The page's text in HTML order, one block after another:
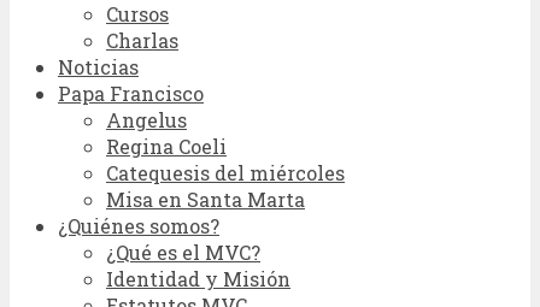
Cursos
Charlas
Noticias
Papa Francisco
Angelus
Regina Coeli
Catequesis del miércoles
Misa en Santa Marta
¿Quiénes somos?
¿Qué es el MVC?
Identidad y Misión